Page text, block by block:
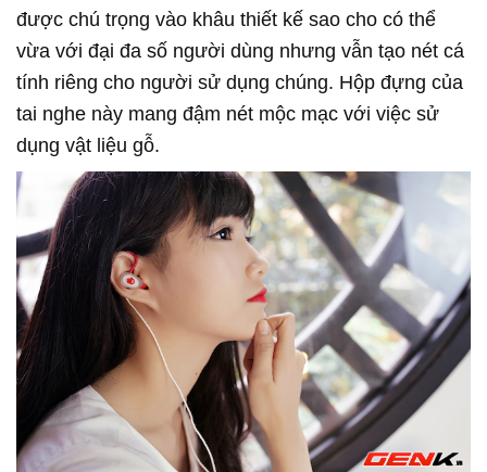
được chú trọng vào khâu thiết kế sao cho có thể
vừa với đại đa số người dùng nhưng vẫn tạo nét cá
tính riêng cho người sử dụng chúng. Hộp đựng của
tai nghe này mang đậm nét mộc mạc với việc sử
dụng vật liệu gỗ.